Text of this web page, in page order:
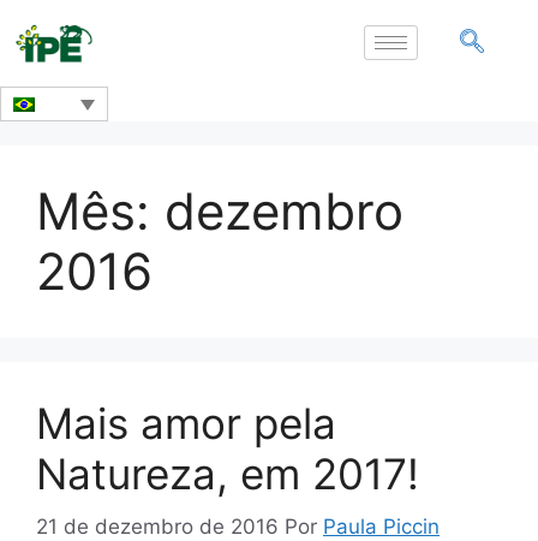
Mês: dezembro
2016
Mais amor pela
Natureza, em 2017!
21 de dezembro de 2016 Por Paula Piccin